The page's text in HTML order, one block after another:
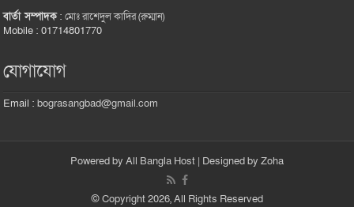
বার্তা সম্পাদক:মোঃ রাশেদুল কাদির (রুম্মান)
Mobile : 01714801770
যোগাযোগ
Email :bograsangbad@gmail.com
Powered by All Bangla Host | Designed by Zoha
© Copyright 2026, All Rights Reserved